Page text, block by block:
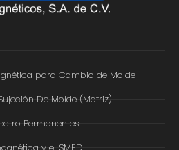
para Cambio de Molde
De Molde (Matriz)
Permanentes